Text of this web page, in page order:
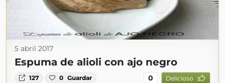
5 abril 2017
Espuma de alioli con ajo negro
127 0 Guardar 0 Delicioso